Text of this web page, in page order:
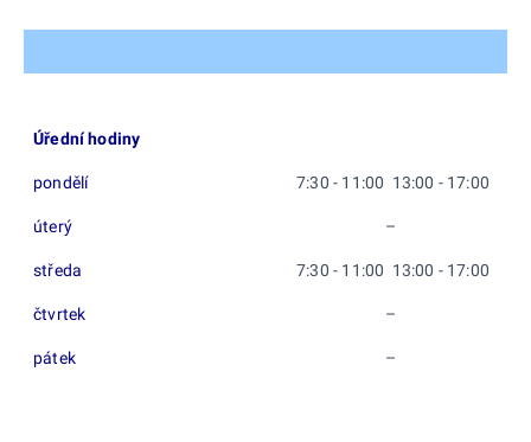
Úřední hodiny
pondělí 7:30 - 11:00 13:00 - 17:00
úterý –
středa 7:30 - 11:00 13:00 - 17:00
čtvrtek –
pátek –